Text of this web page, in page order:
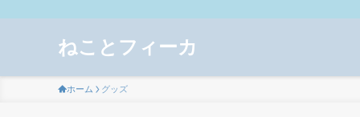
ねことフィーカ
ホーム グッズ